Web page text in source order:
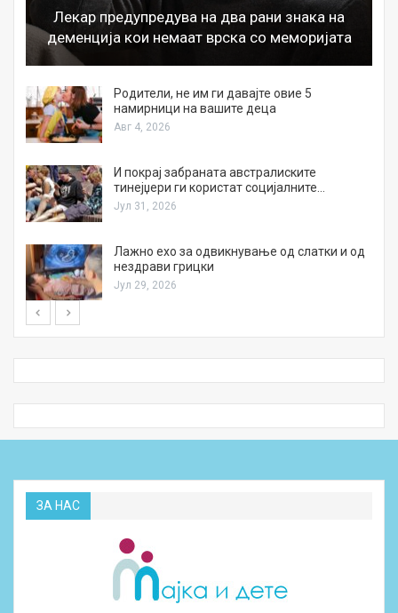
Лекар предупредува на два рани знака на
деменција кои немаат врска со меморијата
Родители, не им ги давајте овие 5
намирници на вашите деца
Авг 4, 2026
И покрај забраната австралиските
тинејџери ги користат социјалните…
Јул 31, 2026
Лажно ехо за одвикнување од слатки и од
нездрави грицки
Јул 29, 2026
ЗА НАС